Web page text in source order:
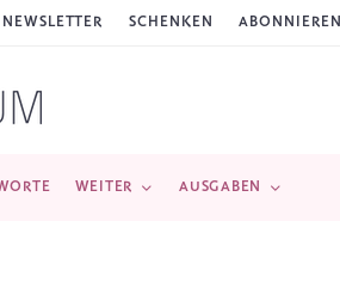
NEWSLETTER SCHENKEN ABONNIEREN
WEITER AUSGABEN